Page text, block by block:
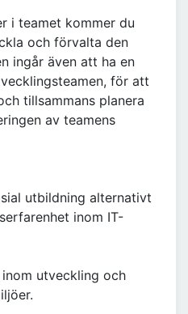
i teamet kommer du
och förvalta den
ingår även att ha en
för att
tillsammans planera
av teamens
utbildning alternativt
inom IT-
utveckling och